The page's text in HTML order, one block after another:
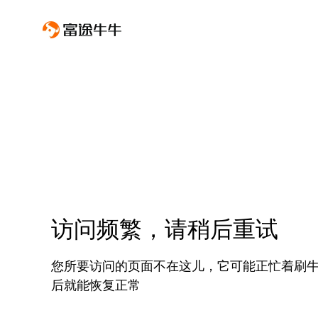
访问频繁，请稍后重试
您所要访问的页面不在这儿，它可能正忙着刷
后就能恢复正常